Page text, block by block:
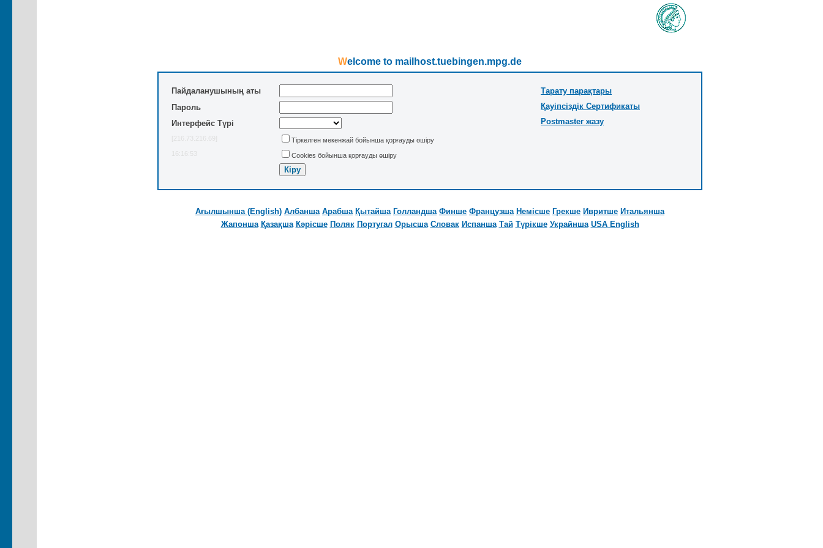
Welcome to mailhost.tuebingen.mpg.de
Пайдаланушының аты
Пароль
Интерфейс Түрі
[216.73.216.69]
Тіркелген мекенжай бойынша қорғауды өшіру
16:16:53
Cookies бойынша қорғауды өшіру
Тарату парақтары
Қауіпсіздік Сертификаты
Postmaster жазу
Ағылшынша (English) Албанша Арабша Қытайша Голландша Финше Французша Немісше Грекше Ивритше Итальянша
Жапонша Қазақша Кәрісше Поляк Португал Орысша Словак Испанша Тай Түрікше Украйнша USA English